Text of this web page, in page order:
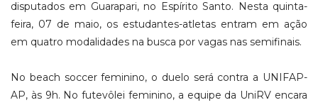
disputados em Guarapari, no Espírito Santo. Nesta quinta-
feira, 07 de maio, os estudantes-atletas entram em ação
em quatro modalidades na busca por vagas nas semifinais.
No beach soccer feminino, o duelo será contra a UNIFAP-
AP, às 9h. No futevôlei feminino, a equipe da UniRV encara